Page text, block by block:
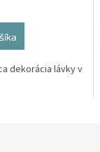
dekorácia lávky v